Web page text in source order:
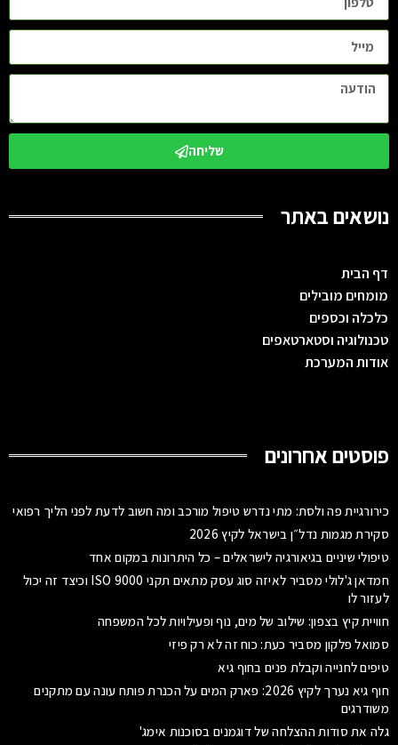
שליחה
נושאים באתר
דף הבית
מומחים מובילים
כלכלה וכספים
טכנולוגיה וסטארטאפים
אודות המערכת
פוסטים אחרונים
כירורגיית פה ולסת: מתי נדרש טיפול מורכב ומה חשוב לדעת לפני הליך רפואי
סקירת מגמות נדל״ן בישראל לקיץ 2026
טיפולי שיניים בגיאורגיה לישראלים – כל היתרונות במקום אחד
חמדאן ג'לולי מסביר לאיזה סוג עסק מתאים תקני ISO 9000 וכיצד זה יכול
לעזור לו
חוויית קיץ בצפון: שילוב של מים, נוף ופעילויות לכל המשפחה
סמואל פלקון מסביר כעת: כוח זה לא רק פיזי
טיפים לחנייה וקבלת פנים בחוף גיא
חוף גיא נערך לקיץ 2026: פארק המים על הכנרת פותח עונה עם מתקנים
משודרגים
גלה את סודות ההצלחה של דוגמנים בסוכנות אימג'